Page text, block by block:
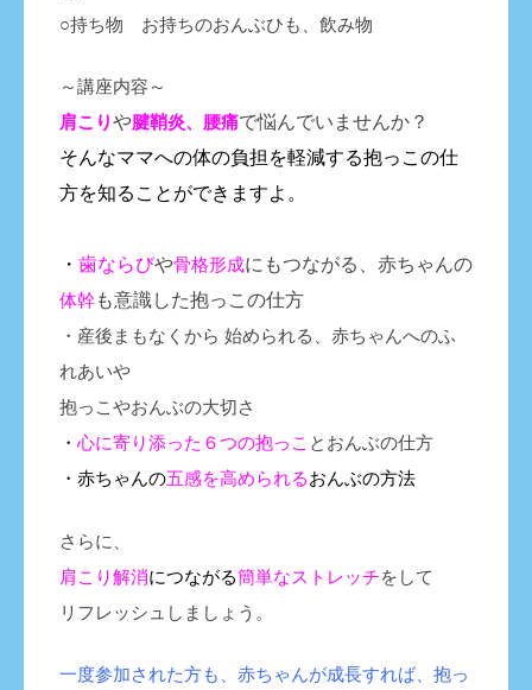
○持ち物 お持ちのおんぶひも、飲み物
～講座内容～
肩こりや腱鞘炎、腰痛で悩んでいませんか？
そんなママへの体の負担を軽減する抱っこの仕
方を知ることができますよ。
・ 歯ならびや骨格形成にもつながる、赤ちゃんの
体幹 も意識した抱っこの仕方
・産後まもなくから 始められる、赤ちゃんへのふ
れあいや
抱っこやおんぶの大切さ
・ 心に寄り添った６つの抱っこ とおんぶの仕方
・赤ちゃんの五感を高められるおんぶの方法
さらに、
肩こり解消につながる簡単なストレッチをして
リフレッシュしましょう。
一度参加された方も、赤ちゃんが成長すれば、抱っ